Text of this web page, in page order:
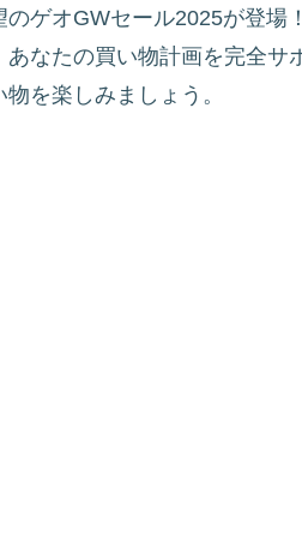
ゲオGWセール2025が登場
なたの買い物計画を完全サ
を楽しみましょう。